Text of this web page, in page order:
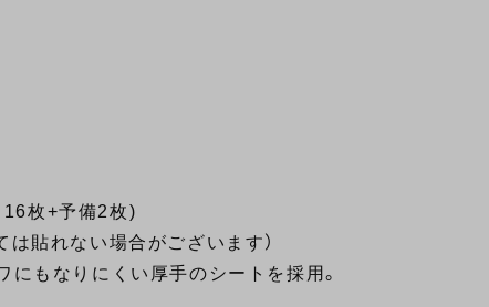
枚+予備2枚)
貼れない場合がございます）
もなりにくい厚手のシートを採用。